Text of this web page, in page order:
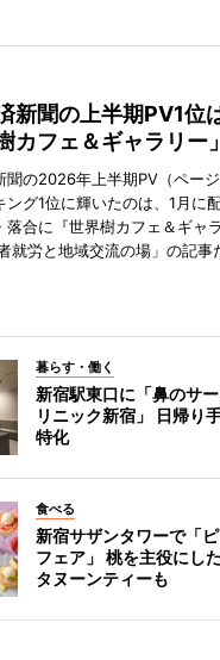
新聞の上半期PV1位
カフェ＆ギャラリー」
聞の2026年上半期PV（ページ
ング1位に輝いたのは、1月に
落合に『世界樹カフェ＆ギャ
就労と地域交流の場」の記事
暮らす・働く
新宿駅東口に「鼻のサ
リニック新宿」 日帰り
特化
食べる
新宿サザンタワーで「
フェア」 桃を主役にし
タヌーンティーも